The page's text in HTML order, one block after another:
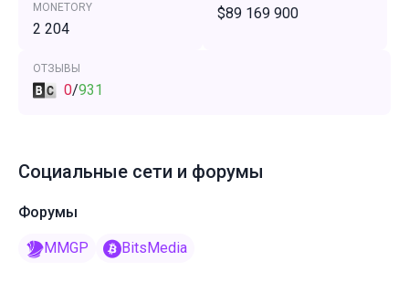
MONETORY
2 204
$89 169 900
ОТЗЫВЫ
0/931
Социальные сети и форумы
Форумы
MMGP BitsMedia